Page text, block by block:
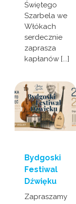
Świętego
Szarbela we
Włókach
serdecznie
zaprasza
kapłanów [...]
Bydgoski
Festiwal
Dźwięku
Zapraszamy